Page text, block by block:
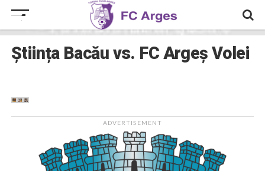
Știința Bacău vs. FC Argeș Volei
ADVERTISEMENT